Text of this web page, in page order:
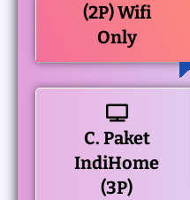
(2P) Wifi
Only
C. Paket
IndiHome
(3P)